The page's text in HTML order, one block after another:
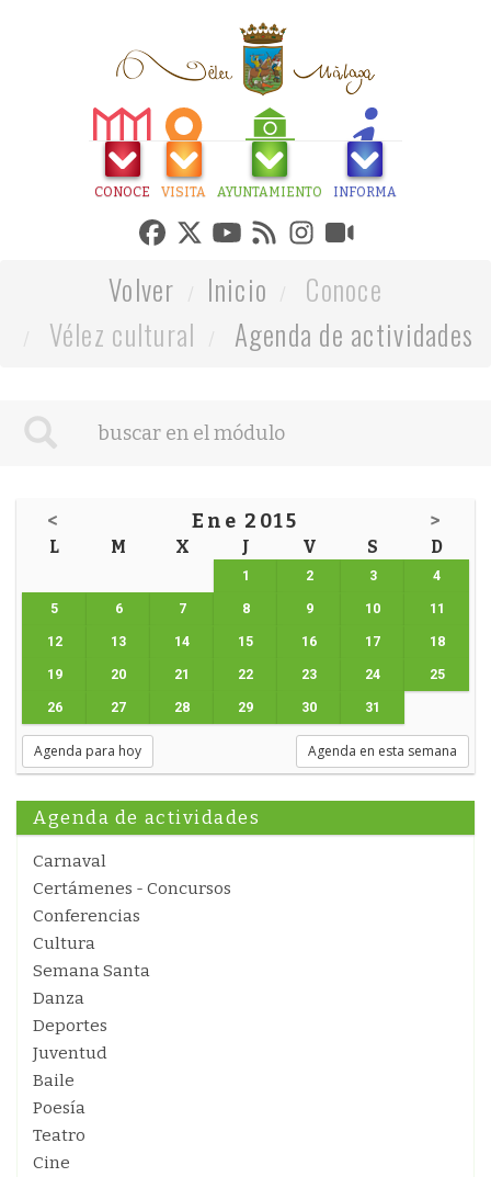
CONOCE VISITA AYUNTAMIENTO INFORMA
Volver Inicio
Conoce
Vélez cultural
Agenda de actividades
< Ene 2015 >
L M X J V S D
1 2 3 4
5 6 7 8 9 10 11
12 13 14 15 16 17 18
19 20 21 22 23 24 25
26 27 28 29 30 31
Agenda para hoy Agenda en esta semana
Agenda de actividades
Carnaval
Certámenes - Concursos
Conferencias
Cultura
Semana Santa
Danza
Deportes
Juventud
Baile
Poesía
Teatro
Cine